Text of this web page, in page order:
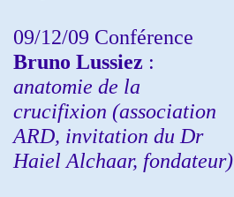
09/12/09 Conférence
Bruno Lussiez :
anatomie de la
crucifixion (association
ARD, invitation du Dr
Haiel Alchaar, fondateur)